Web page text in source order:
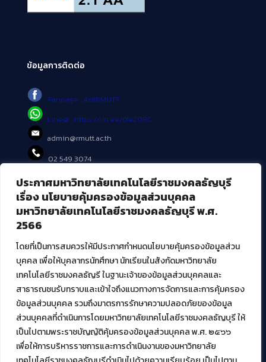
ประกาศมหาวิทยาลัยเทคโนโลยีราชมงคลธัญบุรี
เรื่อง นโยบายคุ้มครองข้อมูลส่วนบุคคล
มหาวิทยาลัยเทคโนโลยีราชมงคลธัญบุรี พ.ศ.
2566
โดยที่เป็นการสมควรให้มีประกาศกำหนดนโยบายคุ้มครองข้อมูลส่วน
บุคคล เพื่อให้บุคลากรนักศึกษา นักเรียนในสังกัดมหาวิทยาลัย
เทคโนโลยีราชมงคลธัญรี ในฐานะเจ้าของข้อมูลส่วนบุคคลและ
สาธารณชนรับทราบและเข้าใจถึงแนวทางการจัดการและการคุ้มครอง
ข้อมูลส่วนบุคคล รวมถึงมาตรการรักษาความปลอดภัยของข้อมูล
ส่วนบุคคลที่ดำเนินการโดยมหาวิทยาลัยเทคโนโลยีราชมงคลธัญบุรี ให้
เป็นไปตามพระราชบัญญัติคุ้มครองข้อมูลส่วนบุคคล พ.ศ. ๒๕๖๖
เพื่อให้การบริหารราชการและการดำเนินงานของมหาวิทยาลัย
ข้อมูลการติดต่อ
Fanpage : AritRMUTT
Line@ : https://lin.ee/tXe209C
admin@rmutt.ac.th
02 549 3074
บริการอื่นๆ ของ สวส.
ศูนย์สื่อดิจิทัล
ศูนย์นวัตกรรมและความรู้
สมัยใหม่ (MoSeC)
งานบริการวิชาการให้กับหน่วยงานภายนอก
โครงการส่งเสริมและพัฒนาผู้ประกอบการ SME โดย. มทร.ธัญบุรี
กิจกรรมการเชื่อมโยงเครือข่ายผู้ให้บริการเครื่องจักรกลทางการ
เกษตร ภายใต้โครงการส่งเสริมการรแปรรูปสินค้าเกษตรระดับชุมชน
กรมส่งเสริมอุตสาหกรรม